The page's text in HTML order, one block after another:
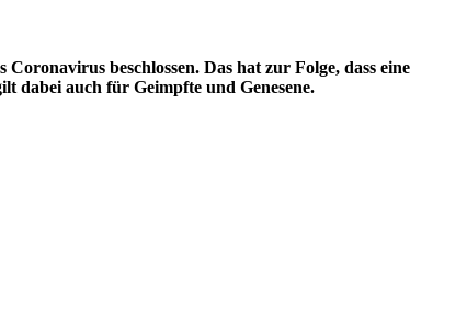
beschlossen. Das hat zur Folge, dass eine
dabei auch für Geimpfte und Genesene.